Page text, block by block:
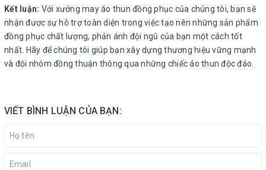
Kết luận: Với xưởng may áo thun đồng phục của chúng tôi, bạn sẽ
nhận được sự hỗ trợ toàn diện trong việc tạo nên những sản phẩm
đồng phục chất lượng, phản ánh đội ngũ của bạn một cách tốt
nhất. Hãy để chúng tôi giúp bạn xây dựng thương hiệu vững mạnh
và đội nhóm đồng thuận thông qua những chiếc áo thun độc đáo.
VIẾT BÌNH LUẬN CỦA BẠN: